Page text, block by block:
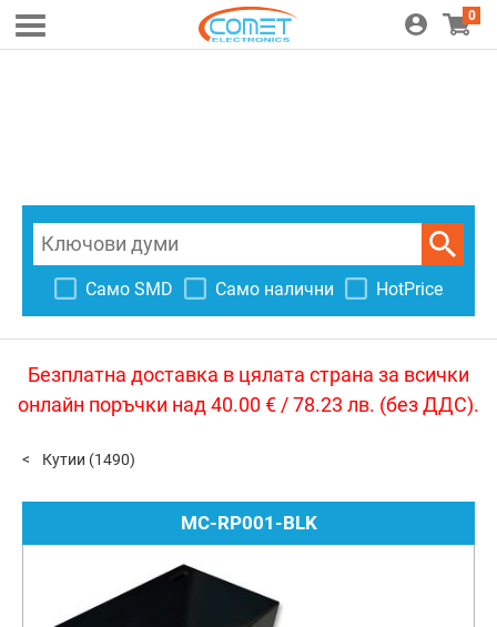
0
Само SMD Само налични HotPrice
Безплатна доставка в цялата страна за всички
онлайн поръчки над 40.00 € / 78.23 лв. (без ДДС).
Кутии (1490)
MC-RP001-BLK